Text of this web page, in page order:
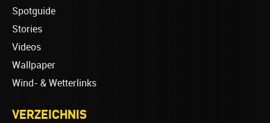
Spotguide
Stories
Videos
Wallpaper
Wind- & Wetterlinks
VERZEICHNIS